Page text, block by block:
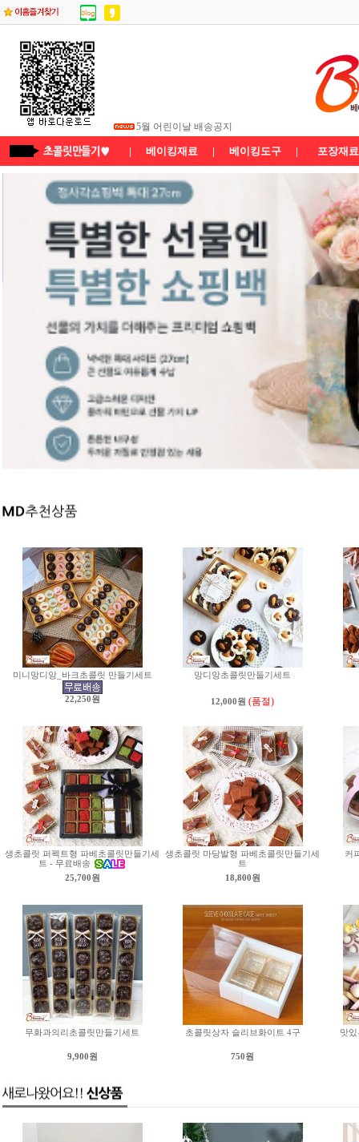
5월 어린이날 배송공지
| 베이킹재료 | 베이킹도구 | 포장재료
미니망디앙_바크초콜릿 만들기세트
22,250원
망디앙초콜릿만들기세트
12,000원 (품절)
생초콜릿 퍼펙트형 파베초콜릿만들기세
트 - 무료배송
25,700원
생초콜릿 마당발형 파베초콜릿만들기세
트
18,800원
커
무화과의리초콜릿만들기세트
9,900원
초콜릿상자 슬리브화이트 4구
750원
맛